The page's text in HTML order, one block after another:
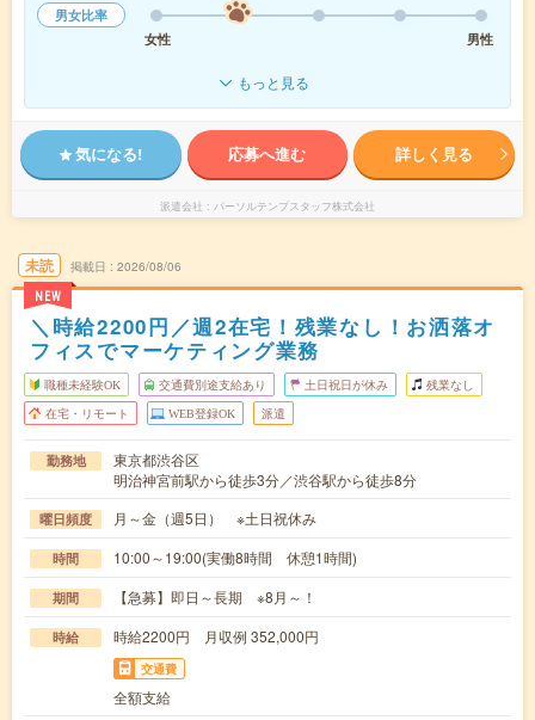
男女比率
女性
男性
もっと見る
気になる! 応募へ進む 詳しく見る
派遣会社 パーソルテンプスタッフ株式会社
未読
NEW
掲載日 2026/08/06
＼時給2200円／週2在宅！残業なし！お洒落オ
フィスでマーケティング業務
職種未経験OK 交通費別途支給あり 土日祝日が休み 残業なし
在宅・リモート WEB登録OK 派遣
勤務地
東京都渋谷区
明治神宮前駅から徒歩3分／渋谷駅から徒歩8分
曜日頻度 月～金（週5日） ※土日祝休み
時間 10:00～19:00(実働8時間 休憩1時間)
期間 【急募】即日～長期 ※8月～！
時給 時給2200円 月収例 352,000円
交通費
全額支給